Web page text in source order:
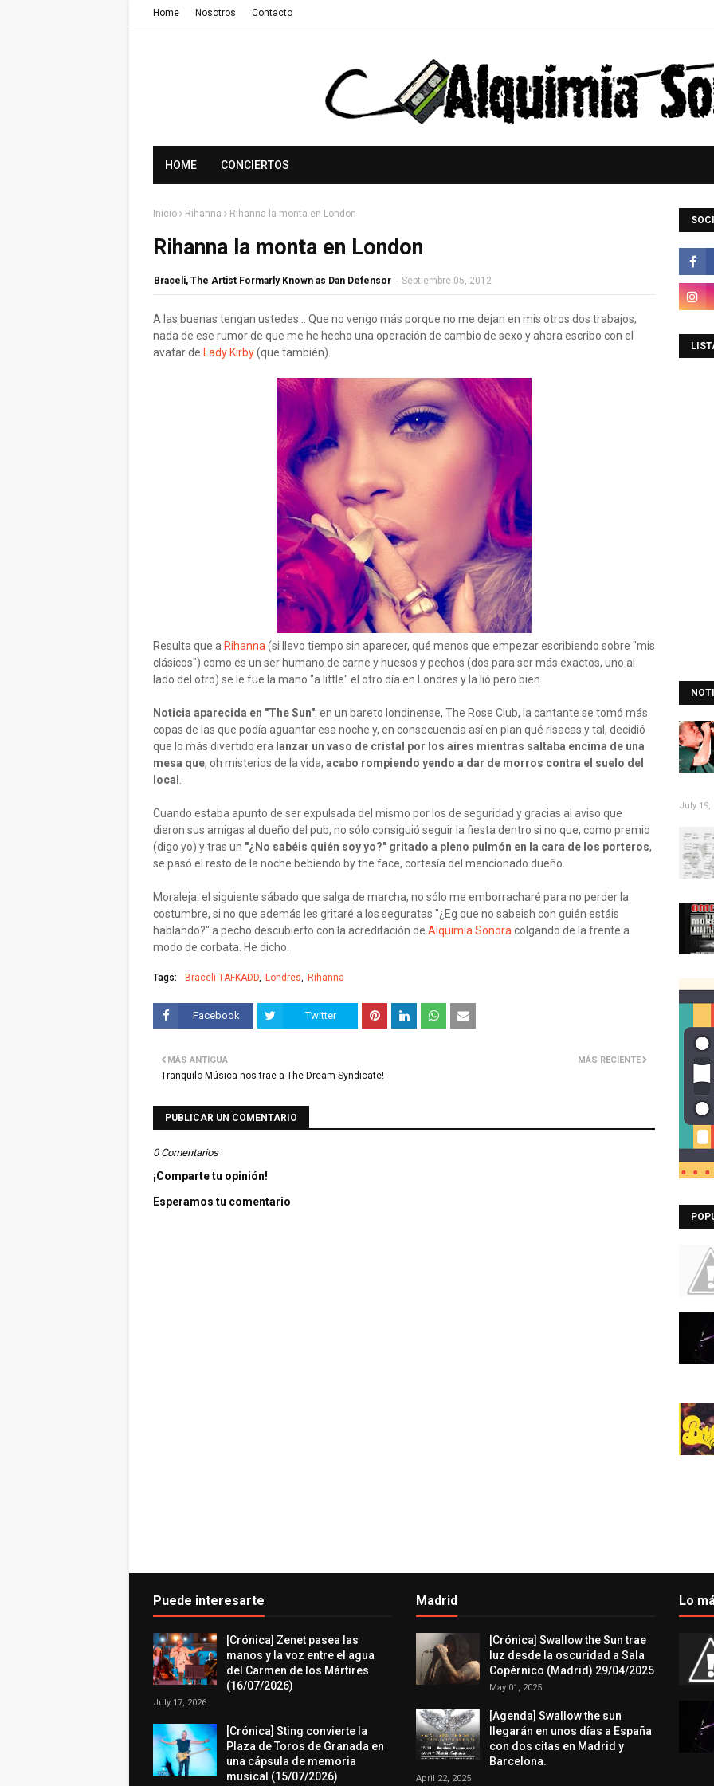
Home Nosotros Contacto
HOME CONCIERTOS
Inicio Rihanna Rihanna la monta en London
Rihanna la monta en London
Braceli, The Artist Formarly Known as Dan Defensor - Septiembre 05, 2012
A las buenas tengan ustedes... Que no vengo más porque no me dejan en mis otros dos trabajos;
nada de ese rumor de que me he hecho una operación de cambio de sexo y ahora escribo con el
avatar de Lady Kirby(que también).
Resulta que a Rihanna (si llevo tiempo sin aparecer, qué menos que empezar escribiendo sobre "mis
clásicos") como es un ser humano de carne y huesos y pechos (dos para ser más exactos, uno al
lado del otro) se le fue la mano "a little" el otro día en Londres y la lió pero bien.
Noticia aparecida en "The Sun": en un bareto londinense, The Rose Club, la cantante se tomó más
copas de las que podía aguantar esa noche y, en consecuencia así en plan qué risacas y tal, decidió
que lo más divertido era lanzar un vaso de cristal por los aires mientras saltaba encima de una
mesa que, oh misterios de la vida, acabo rompiendo yendo a dar de morros contra el suelo del
local
Cuando estaba apunto de ser expulsada del mismo por los de seguridad y gracias al aviso que
dieron sus amigas al dueño del pub, no sólo consiguió seguir la fiesta dentro si no que, como premio
(digo yo) y tras un "¿No sabéis quién soy yo?" gritado a pleno pulmón en la cara de los porteros,
se pasó el resto de la noche bebiendo by the face, cortesía del mencionado dueño.
Moraleja: el siguiente sábado que salga de marcha, no sólo me emborracharé para no perder la
costumbre, si no que además les gritaré a los seguratas "¿Eg que no sabeish con guién estáis
hablando?" a pecho descubierto con la acreditación de Alquimia Sonora colgando de la frente a
modo de corbata. He dicho.
Tags: Braceli TAFKADD Londres Rihanna
Facebook Twitter
MÁS RECIENTE
MÁS ANTIGUA
Tranquilo Música nos trae a The Dream Syndicate!
PUBLICAR UN COMENTARIO
0 Comentarios
¡Comparte tu opinión!
Esperamos tu comentario
July 19,
Puede interesarte
[Crónica] Zenet pasea las
manos y la voz entre el agua
del Carmen de los Mártires
(16/07/2026)
July 17, 2026
[Crónica] Sting convierte la
Plaza de Toros de Granada en
una cápsula de memoria
musical (15/07/2026)
Madrid
[Crónica] Swallow the Sun trae
luz desde la oscuridad a Sala
Copérnico (Madrid) 29/04/2025
May 01, 2025
[Agenda] Swallow the sun
llegarán en unos días a España
con dos citas en Madrid y
Barcelona.
April 22, 2025
Lo